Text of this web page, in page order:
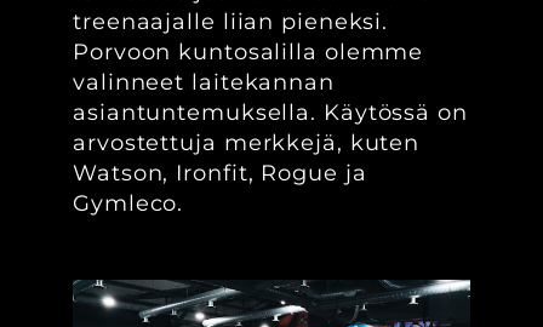
treenaajalle liian pieneksi.
Porvoon kuntosalilla olemme
valinneet laitekannan
asiantuntemuksella. Käytössä on
arvostettuja merkkejä, kuten
Watson, Ironfit, Rogue ja
Gymleco.